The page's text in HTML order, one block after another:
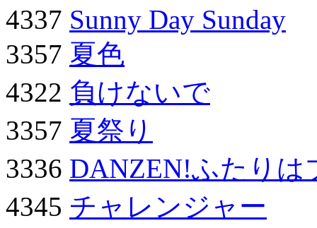
4337 Sunny Day Sunday
3357 夏色
4322 負けないで
3357 夏祭り
3336 DANZEN!ふたりは
4345 チャレンジャー